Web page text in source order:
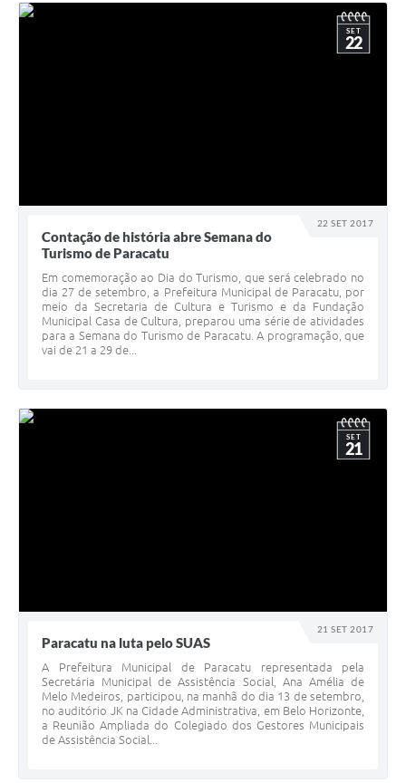
22 SET 2017
SET
22
Contação de história abre Semana do
Turismo de Paracatu
Em comemoração ao Dia do Turismo, que será celebrado no
dia 27 de setembro, a Prefeitura Municipal de Paracatu, por
meio da Secretaria de Cultura e Turismo e da Fundação
Municipal Casa de Cultura, preparou uma série de atividades
para a Semana do Turismo de Paracatu. A programação, que
vai de 21 a 29 de...
21 SET 2017
SET
21
Paracatu na luta pelo SUAS
A Prefeitura Municipal de Paracatu representada pela
Secretária Municipal de Assistência Social, Ana Amélia de
Melo Medeiros, participou, na manhã do dia 13 de setembro,
no auditório JK na Cidade Administrativa, em Belo Horizonte,
a Reunião Ampliada do Colegiado dos Gestores Municipais
de Assistência Social...